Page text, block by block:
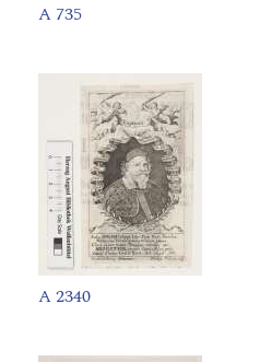
A 735
A 2340